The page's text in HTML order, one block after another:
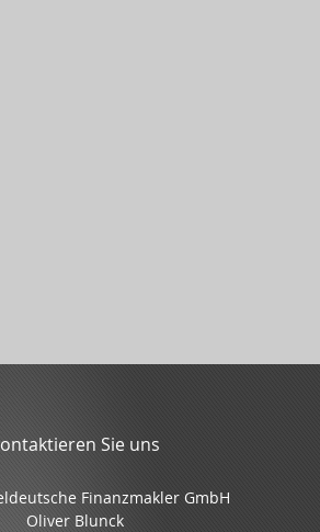
Sie uns
Finanzmakler GmbH
Oliver Blunck